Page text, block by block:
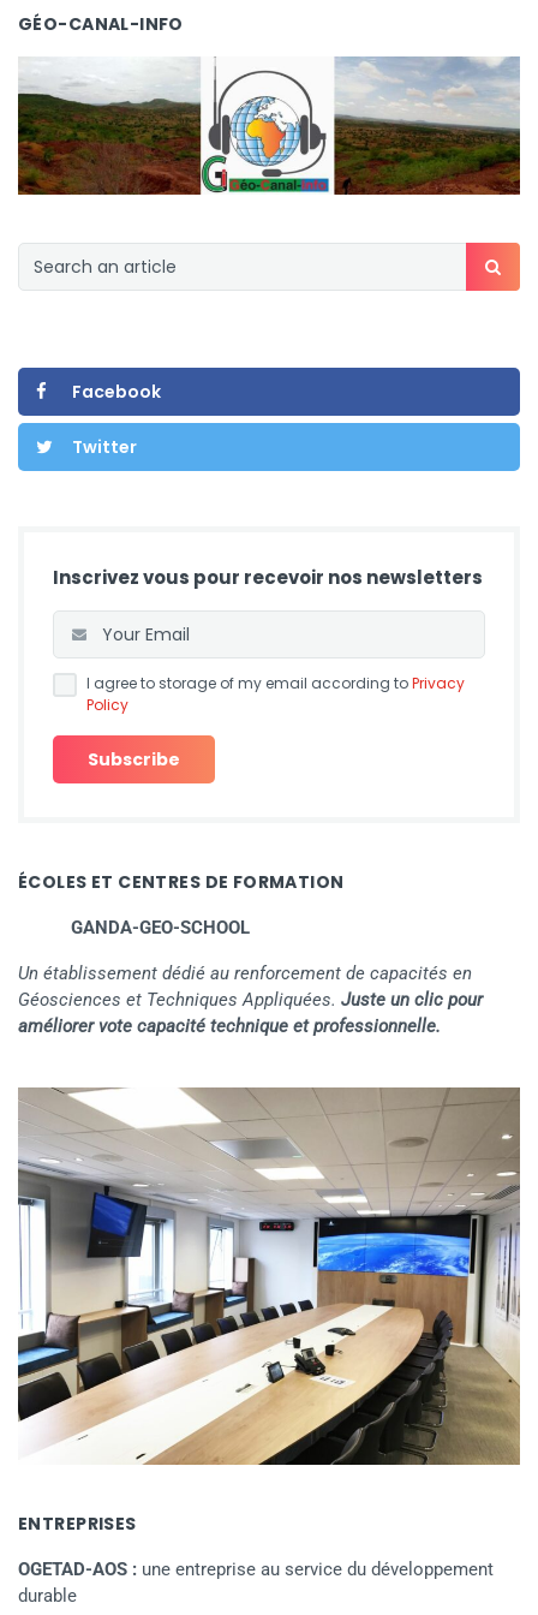
GÉO-CANAL-INFO
Facebook
Twitter
Inscrivez vous pour recevoir nos newsletters
I agree to storage of my email according toPrivacy
Policy
ÉCOLES ET CENTRES DE FORMATION
GANDA-GEO-SCHOOL
Un établissement dédié au renforcement de capacités en
Géosciences et Techniques Appliquées. Juste un clic pour
améliorer vote capacité technique et professionnelle.
ENTREPRISES
OGETAD-AOS : une entreprise au service du développement
durable